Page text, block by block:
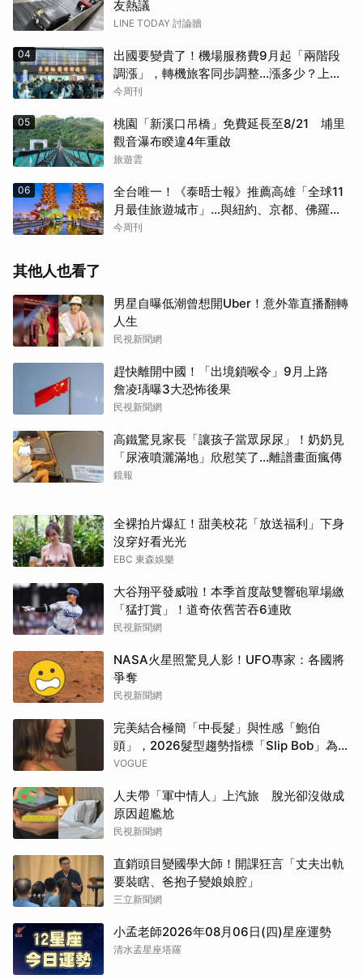
友熱議
LINE TODAY 討論牆
04
出國要變貴了！機場服務費9月起「兩階段
調漲」，轉機旅客同步調整…漲多少？上路
時間曝光
今周刊
05
桃園「新溪口吊橋」免費延長至8/21 埔里
觀音瀑布睽違4年重啟
旅遊雲
06
全台唯一！《泰晤士報》推薦高雄「全球11
月最佳旅遊城市」…與紐約、京都、佛羅倫
斯共同入榜，理由曝光
今周刊
其他人也看了
男星自曝低潮曾想開Uber！意外靠直播翻轉
人生
民視新聞網
趕快離開中國！「出境鎖喉令」9月上路
詹凌瑀曝3大恐怖後果
民視新聞網
高鐵驚見家長「讓孩子當眾尿尿」！奶奶見
「尿液噴灑滿地」欣慰笑了…離譜畫面瘋傳
鏡報
全裸拍片爆紅！甜美校花「放送福利」下身
沒穿好看光光
EBC 東森娛樂
大谷翔平發威啦！本季首度敲雙響砲單場繳
「猛打賞」！道奇依舊苦吞6連敗
民視新聞網
NASA火星照驚見人影！UFO專家：各國將
爭奪
民視新聞網
完美結合極簡「中長髮」與性感「鮑伯
頭」，2026髮型趨勢指標「Slip Bob」為何
自帶90年代超模氣場？
VOGUE
人夫帶「軍中情人」上汽旅 脫光卻沒做成
原因超尷尬
民視新聞網
直銷頭目變國學大師！開課狂言「丈夫出軌
要裝瞎、爸抱子變娘娘腔」
三立新聞網
小孟老師2026年08月06日(四)星座運勢
清水孟星座塔羅